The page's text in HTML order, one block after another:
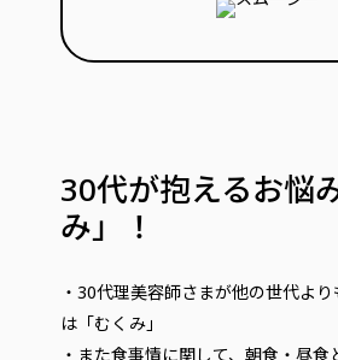
30代が抱えるお悩
み」！
・30代理美容師さまが他の世代よ
は「むくみ」
・また食事情に関して、朝食・昼食